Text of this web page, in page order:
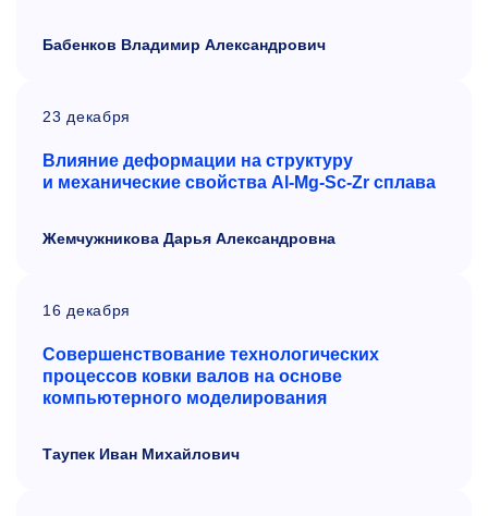
Бабенков Владимир Александрович
23 декабря
Влияние деформации на структуру
и механические свойства Al-Mg-Sc-Zr сплава
Жемчужникова Дарья Александровна
16 декабря
Совершенствование технологических
процессов ковки валов на основе
компьютерного моделирования
Таупек Иван Михайлович